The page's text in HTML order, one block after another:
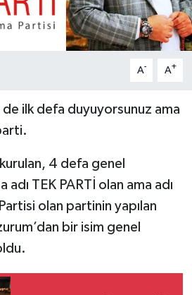
A- A+
ilk defa duyuyorsunuz ama
kurulan, 4 defa genel
adı TEK PARTİ olan ama adı
olan partinin yapılan
bir isim genel